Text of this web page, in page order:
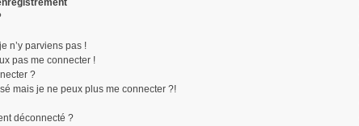
n’y parviens pas !
pas me connecter !
?
mais je ne peux plus me connecter ?!
déconnecté ?